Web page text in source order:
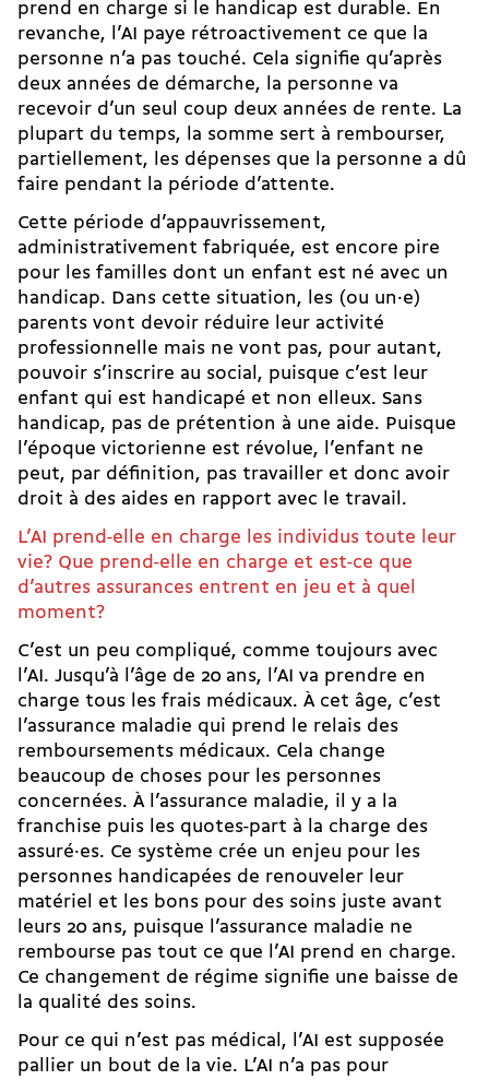
prend en charge si le handicap est durable. En
revanche, l’AI paye rétroactivement ce que la
personne n’a pas touché. Cela signifie qu’après
deux années de démarche, la personne va
recevoir d’un seul coup deux années de rente. La
plupart du temps, la somme sert à rembourser,
partiellement, les dépenses que la personne a dû
faire pendant la période d’attente.
Cette période d’appauvrissement,
administrativement fabriquée, est encore pire
pour les familles dont un enfant est né avec un
handicap. Dans cette situation, les (ou un·e)
parents vont devoir réduire leur activité
professionnelle mais ne vont pas, pour autant,
pouvoir s’inscrire au social, puisque c’est leur
enfant qui est handicapé et non elleux. Sans
handicap, pas de prétention à une aide. Puisque
l’époque victorienne est révolue, l’enfant ne
peut, par définition, pas travailler et donc avoir
droit à des aides en rapport avec le travail.
L’AI prend-elle en charge les individus toute leur
vie? Que prend-elle en charge et est-ce que
d’autres assurances entrent en jeu et à quel
moment?
C’est un peu compliqué, comme toujours avec
l’AI. Jusqu’à l’âge de 20 ans, l’AI va prendre en
charge tous les frais médicaux. À cet âge, c’est
l’assurance maladie qui prend le relais des
remboursements médicaux. Cela change
beaucoup de choses pour les personnes
concernées. À l’assurance maladie, il y a la
franchise puis les quotes-part à la charge des
assuré·es. Ce système crée un enjeu pour les
personnes handicapées de renouveler leur
matériel et les bons pour des soins juste avant
leurs 20 ans, puisque l’assurance maladie ne
rembourse pas tout ce que l’AI prend en charge.
Ce changement de régime signifie une baisse de
la qualité des soins.
Pour ce qui n’est pas médical, l’AI est supposée
pallier un bout de la vie. L’AI n’a pas pour